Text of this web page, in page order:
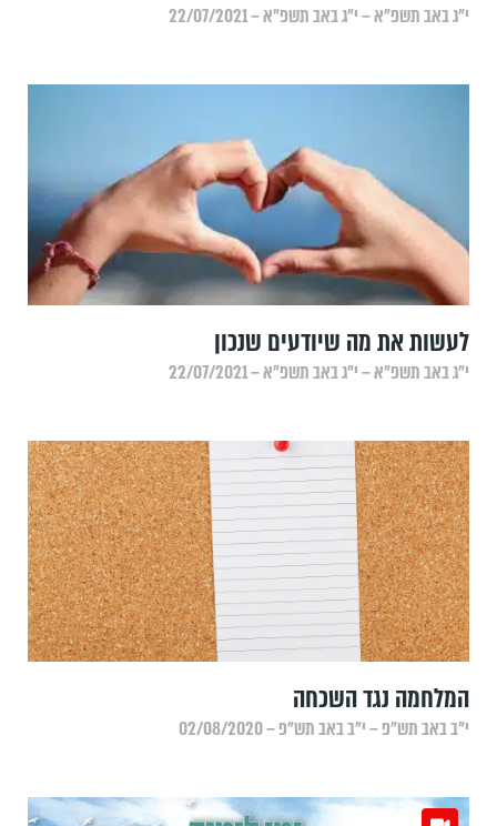
י״ג באב תשפ״א – י״ג באב תשפ״א – 22/07/2021
לעשות את מה שיודעים שנכון
י״ג באב תשפ״א – י״ג באב תשפ״א – 22/07/2021
המלחמה נגד השכחה
י״ב באב תש״פ – י״ב באב תש״פ – 02/08/2020